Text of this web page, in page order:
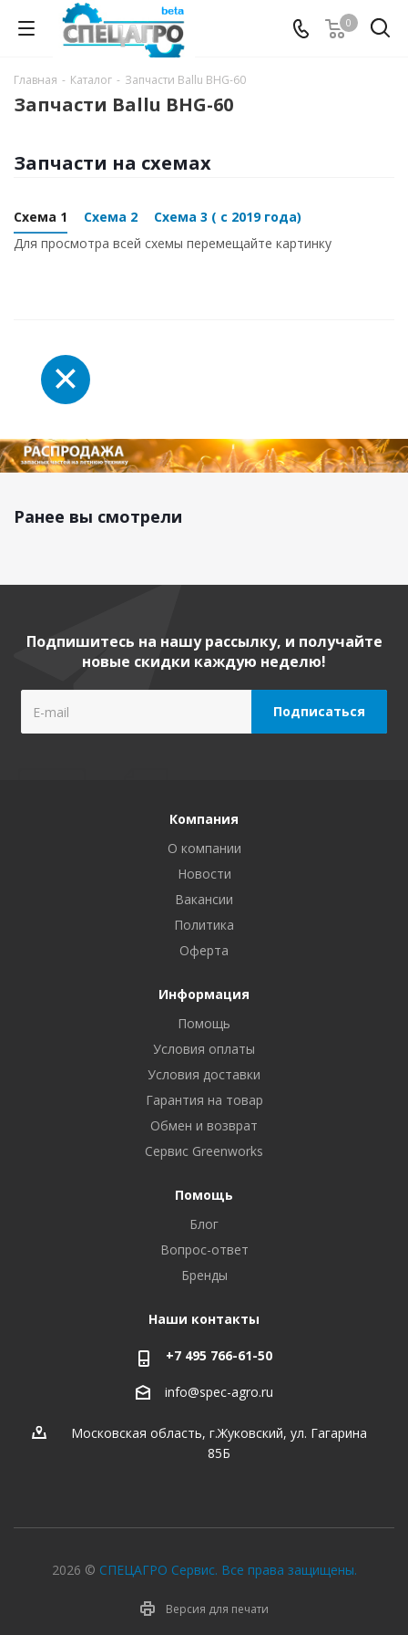
0
Главная - Каталог - Запчасти Ballu BHG-60
Запчасти Ballu BHG-60
Запчасти на схемах
Схема 1 Схема 2
Схема 3 ( с 2019 года)
Для просмотра всей схемы перемещайте картинку
Ранее вы смотрели
Подпишитесь на нашу рассылку, и получайте
новые скидки каждую неделю!
Компания
О компании
Новости
Вакансии
Политика
Оферта
Информация
Помощь
Условия оплаты
Условия доставки
Гарантия на товар
Обмен и возврат
Сервис Greenworks
Помощь
Блог
Вопрос-ответ
Бренды
Наши контакты
+7 495 766-61-50
info@spec-agro.ru
Московская область, г.Жуковский, ул. Гагарина
85Б
2026 © СПЕЦАГРО Сервис. Все права защищены.
Версия для печати